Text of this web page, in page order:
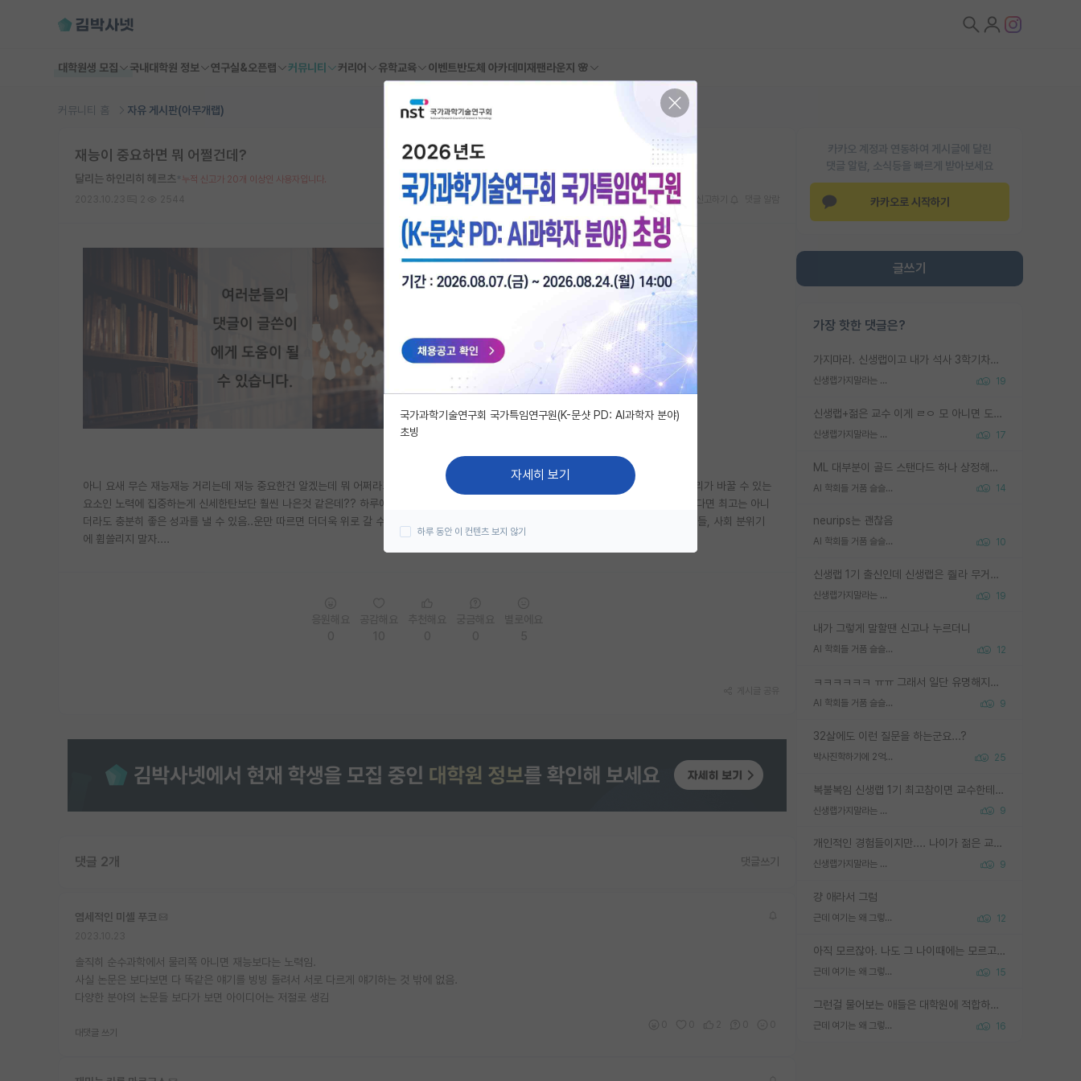
대학원생 모집 국내대학원 정보 연구실&오픈랩 커뮤니티 커리어 유학교육 이벤트반도체 아카데미 재팬라운지 🌸
커뮤니티 홈 자유 게시판(아무개랩)
카카오 계정과 연동하여 게시글에 달린
댓글 알람, 소식등을 빠르게 받아보세요
카카오로 시작하기
글쓰기
가장 핫한 댓글은?
가지마라. 신생랩이고 내가 석사 3학기차인데 최고참인데 나도 아무것도 모르는데 교수가 후배들 왜 논문 교육 안시키냐. 논문 왜 안 써오냐 닦달한다
신생랩가지말라는 이유가 있었구나 19
신생랩+젊은 교수 이게 ㄹㅇ 모 아니면 도인듯.
신생랩가지말라는 이유가 있었구나 17
ML 대부분이 골드 스탠다드 하나 상정해놓고 (벤치마크 데이터셋이 여러 개면 여러 개 상정) 그거 얼마나 잘 맞추나 싸움임 가끔 번뜩이는 설계 철학을 보여주는 논문들도 있지만 대부분 그거 성적 얼마나 더 올리느라에 혈안이 되어 있는 측면이 잇음
AI 학회들 거품 슬슬 지적이 나오네요 14
neurips는 괜찮음
AI 학회들 거품 슬슬 지적이 나오네요 10
신생랩 1기 출신인데 신생랩은 줠라 무거운 바벨 같은거임. 들면 대박인데 못들면 깔려 죽음. 아무도 알려주지 않는 환경에서 자생해야하지만, 일단 살아남았다면 그 어떤 사람보다 악착같고 생존력 높은 사람으로 거듭날 수 있음
신생랩가지말라는 이유가 있었구나 19
내가 그렇게 말할땐 신고나 누르더니
AI 학회들 거품 슬슬 지적이 나오네요 12
ㅋㅋㅋㅋㅋㅋ ㅠㅠ 그래서 일단 유명해지는게 중요한거같습니다
AI 학회들 거품 슬슬 지적이 나오네요 9
32살에도 이런 질문을 하는군요...?
박사진학하기에 2억은 괜찮은 (?) 정도의 경제력인가요 25
복불복임 신생랩 1기 최고참이면 교수한테 직접 지도받는 시간이 매우 많음 제대로 된 교수라면 말이지 그게 아니라면 그냥 넌 해방 불가능한 노예 1호에 감점쓰레기통이 되는거고
신생랩가지말라는 이유가 있었구나 9
개인적인 경험들이지만.... 나이가 젊은 교수일수록 꼰대라는 가면을 쓴 채로 무례함을 행동하는 경우가 거의 90% 정도였음. 나이가 어린데 다른 또래들과 달리 명예, 권력, 재력까지 얻었으니 세상 다 가진 기분이겠지. 오히러 나이 든 교수들이 행동과 말을 더 조심하시더라.
신생랩가지말라는 이유가 있었구나 9
걍 애라서 그럼
근데 여기는 왜 그렇게 SPK를 물어보는거임? 12
아직 모르잖아. 나도 그 나이때에는 모르고 평가 받고 안심하고 싶었어.
근데 여기는 왜 그렇게 SPK를 물어보는거임? 15
그런걸 물어보는 애들은 대학원에 적합하지 않다
근데 여기는 왜 그렇게 SPK를 물어보는거임? 16
재능이 중요하면 뭐 어쩔건데?
달리는 하인리히 헤르츠
누적 신고가 20개 이상인 사용자입니다.
스크랩
아니 요새 무슨 재능재능 거리는데 재능 중요한건 알겠는데 뭐 어쩌라고??? 그럼 평생 손가락만 빨면서 부모님 등꼴 빼먹으면서 살거임?? 우리가 바꿀 수 있는
요소인 노력에 집중하는게 신세한탄보단 훨씬 나은것 같은데?? 하루에 귀찮아도 논문 1편씩 읽고 영어단어 외우고 본인만의 실험 루틴대로 한다면 최고는 아니
더라도 충분히 좋은 성과를 낼 수 있음..운만 따르면 더더욱 위로 갈 수 있고..제발 나약해빠진 정신상태로 남에게 가스라이팅하는 유튜브, 댓글들, 사회 분위기
에 휩쓸리지 말자....
댓글 2개 댓글쓰기
염세적인 미셸 푸코
솔직히 순수과학에서 물리쪽 아니면 재능보다는 노력임.
사실 논문은 보다보면 다 똑같은 얘기를 빙빙 돌려서 서로 다르게 얘기하는 것 밖에 없음.
다양한 분야의 논문들 보다가 보면 아이디어는 저절로 생김
대댓글 쓰기
국가과학기술연구회 국가특임연구원(K-문샷 PD: AI과학자 분야)
초빙
자세히 보기
하루 동안 이 컨텐츠 보지 않기